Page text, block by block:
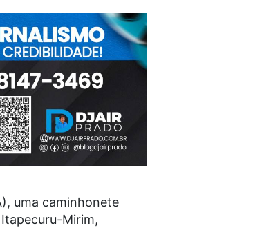
uma caminhonete
Mirim,